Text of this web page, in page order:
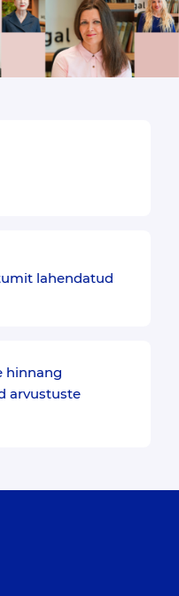
lahendatud
hinnang
arvustuste